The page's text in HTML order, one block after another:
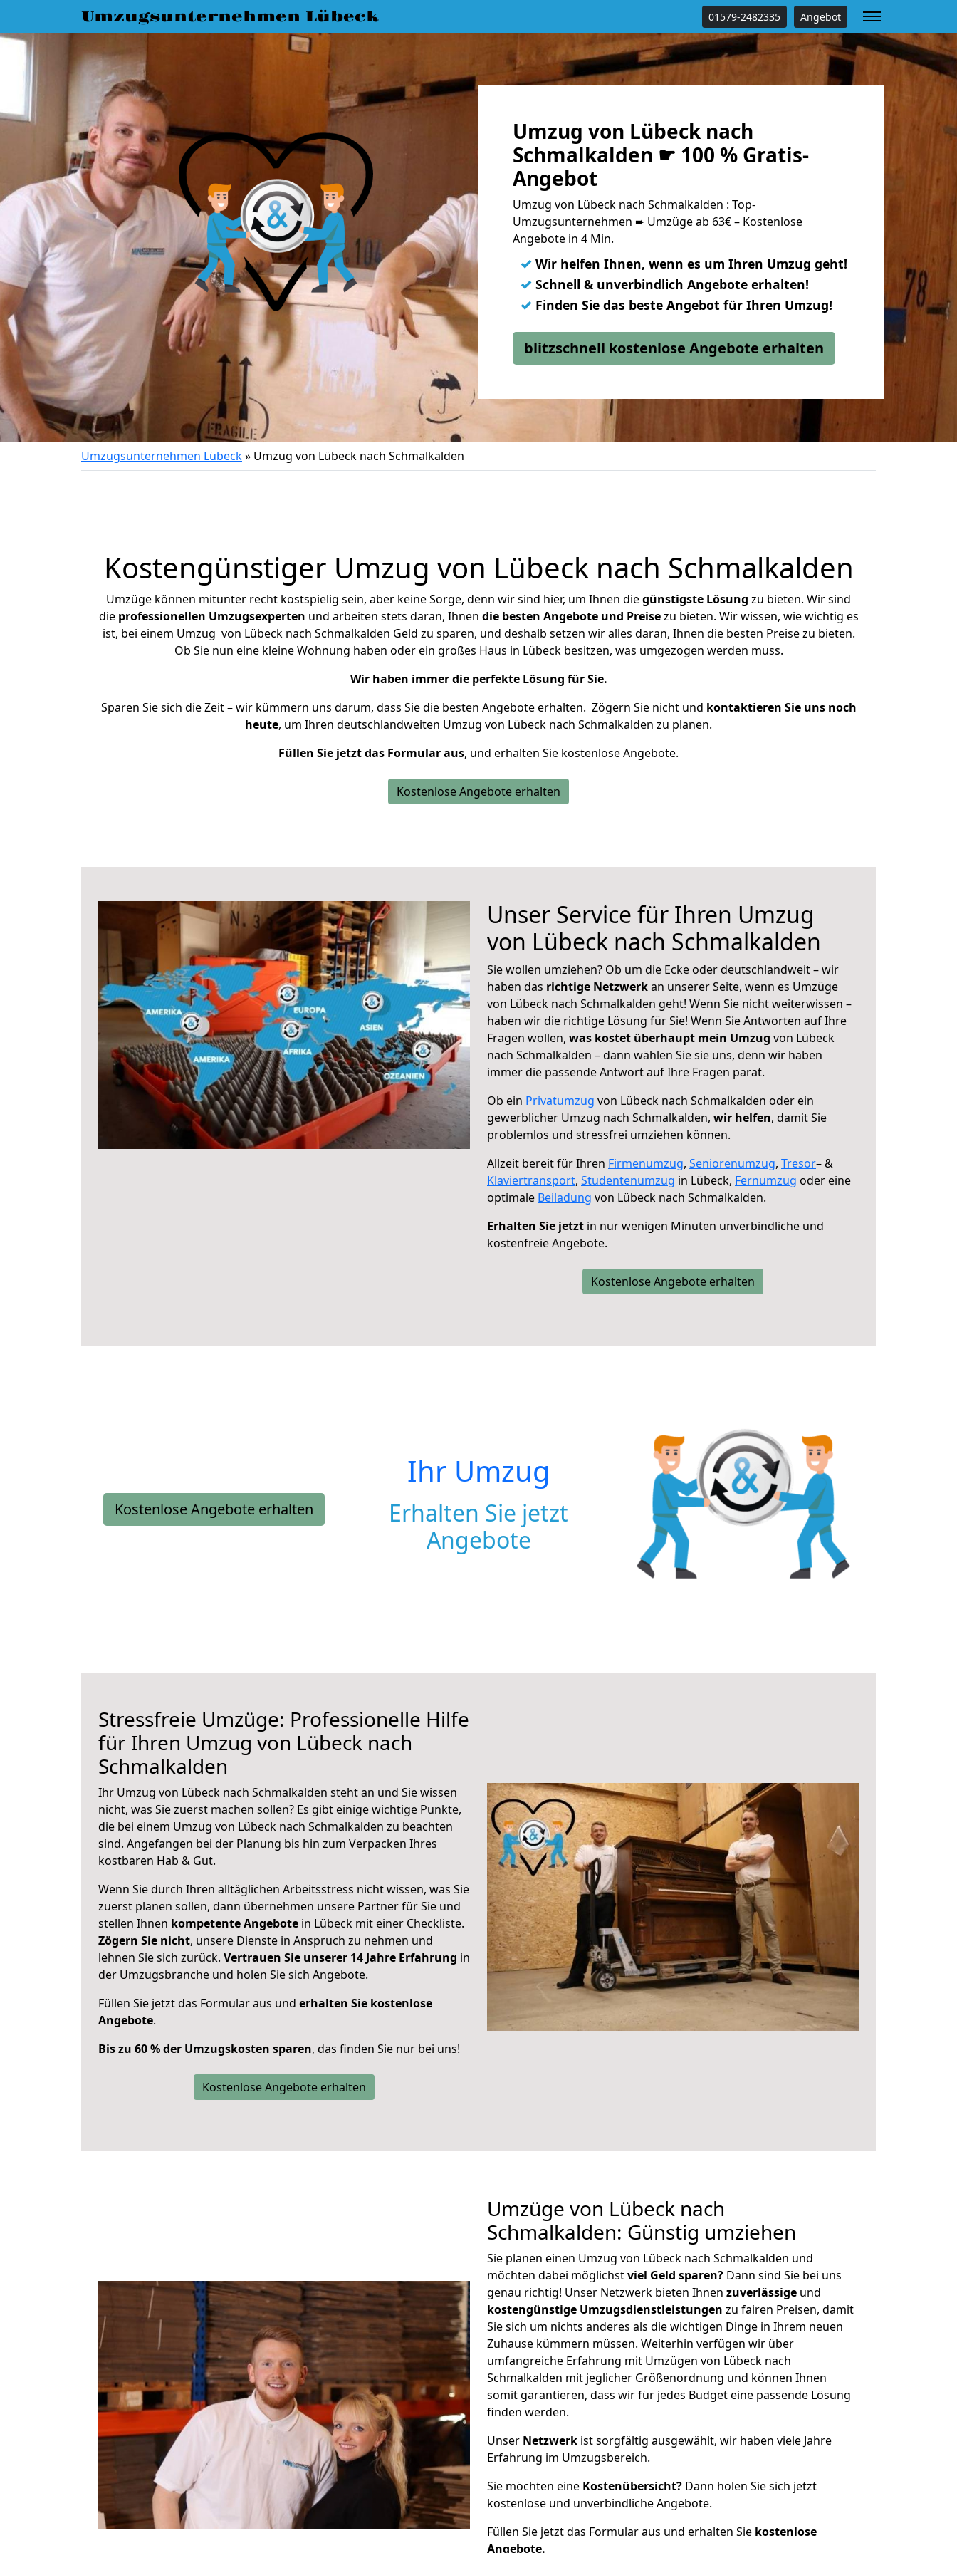
Umzugsunternehmen Lübeck 01579-2482335 Angebot
Umzug von Lübeck nach
Schmalkalden ☛ 100 % Gratis-
Angebot
Umzug von Lübeck nach Schmalkalden : Top-
Umzugsunternehmen ➨ Umzüge ab 63€ – Kostenlose
Angebote in 4 Min.
✓ Wir helfen Ihnen, wenn es um Ihren Umzug geht!
✓ Schnell & unverbindlich Angebote erhalten!
✓ Finden Sie das beste Angebot für Ihren Umzug!
blitzschnell kostenlose Angebote erhalten
Umzugsunternehmen Lübeck» Umzug von Lübeck nach Schmalkalden
Kostengünstiger Umzug von Lübeck nach Schmalkalden
Umzüge können mitunter recht kostspielig sein, aber keine Sorge, denn wir sind hier, um Ihnen diegünstigste Lösung zu bieten. Wir sind
die professionellen Umzugsexperten und arbeiten stets daran, Ihnen die besten Angebote und Preisezu bieten. Wir wissen, wie wichtig es
ist, bei einem Umzug von Lübeck nach Schmalkalden Geld zu sparen, und deshalb setzen wir alles daran, Ihnen die besten Preise zu bieten.
Ob Sie nun eine kleine Wohnung haben oder ein großes Haus in Lübeck besitzen, was umgezogen werden muss.
Wir haben immer die perfekte Lösung für Sie.
Sparen Sie sich die Zeit – wir kümmern uns darum, dass Sie die besten Angebote erhalten. Zögern Sie nicht und kontaktieren Sie uns noch
heute, um Ihren deutschlandweiten Umzug von Lübeck nach Schmalkalden zu planen.
Füllen Sie jetzt das Formular aus, und erhalten Sie kostenlose Angebote.
Kostenlose Angebote erhalten
Unser Service für Ihren Umzug
von Lübeck nach Schmalkalden
Sie wollen umziehen? Ob um die Ecke oder deutschlandweit – wir
haben das richtige Netzwerkan unserer Seite, wenn es Umzüge
von Lübeck nach Schmalkalden geht! Wenn Sie nicht weiterwissen –
haben wir die richtige Lösung für Sie! Wenn Sie Antworten auf Ihre
Fragen wollen, was kostet überhaupt mein Umzug von Lübeck
nach Schmalkalden – dann wählen Sie sie uns, denn wir haben
immer die passende Antwort auf Ihre Fragen parat.
Ob ein Privatumzug von Lübeck nach Schmalkalden oder ein
gewerblicher Umzug nach Schmalkalden, wir helfen, damit Sie
problemlos und stressfrei umziehen können.
Allzeit bereit für Ihren Firmenumzug, Seniorenumzug, Tresor– &
Klaviertransport, Studentenumzug in Lübeck, Fernumzug oder eine
optimale Beiladung von Lübeck nach Schmalkalden.
Erhalten Sie jetzt in nur wenigen Minuten unverbindliche und
kostenfreie Angebote.
Kostenlose Angebote erhalten
Kostenlose Angebote erhalten
Ihr Umzug
Erhalten Sie jetzt
Angebote
Stressfreie Umzüge: Professionelle Hilfe
für Ihren Umzug von Lübeck nach
Schmalkalden
Ihr Umzug von Lübeck nach Schmalkalden steht an und Sie wissen
nicht, was Sie zuerst machen sollen? Es gibt einige wichtige Punkte,
die bei einem Umzug von Lübeck nach Schmalkalden zu beachten
sind. Angefangen bei der Planung bis hin zum Verpacken Ihres
kostbaren Hab & Gut.
Wenn Sie durch Ihren alltäglichen Arbeitsstress nicht wissen, was Sie
zuerst planen sollen, dann übernehmen unsere Partner für Sie und
stellen Ihnen kompetente Angebote in Lübeck mit einer Checkliste.
Zögern Sie nicht, unsere Dienste in Anspruch zu nehmen und
lehnen Sie sich zurück. Vertrauen Sie unserer 14 Jahre Erfahrung in
der Umzugsbranche und holen Sie sich Angebote.
Füllen Sie jetzt das Formular aus und erhalten Sie kostenlose
Angebote.
Bis zu 60 % der Umzugskosten sparen, das finden Sie nur bei uns!
Kostenlose Angebote erhalten
Umzüge von Lübeck nach
Schmalkalden: Günstig umziehen
Sie planen einen Umzug von Lübeck nach Schmalkalden und
möchten dabei möglichstviel Geld sparen? Dann sind Sie bei uns
genau richtig! Unser Netzwerk bieten Ihnen zuverlässige und
kostengünstige Umzugsdienstleistungen zu fairen Preisen, damit
Sie sich um nichts anderes als die wichtigen Dinge in Ihrem neuen
Zuhause kümmern müssen. Weiterhin verfügen wir über
umfangreiche Erfahrung mit Umzügen von Lübeck nach
Schmalkalden mit jeglicher Größenordnung und können Ihnen
somit garantieren, dass wir für jedes Budget eine passende Lösung
finden werden.
Unser Netzwerk ist sorgfältig ausgewählt, wir haben viele Jahre
Erfahrung im Umzugsbereich.
Sie möchten eine Kostenübersicht? Dann holen Sie sich jetzt
kostenlose und unverbindliche Angebote.
Füllen Sie jetzt das Formular aus und erhalten Sie kostenlose
Angebote.